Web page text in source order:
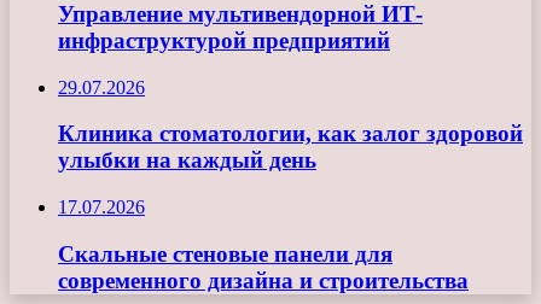
Управление мультивендорной ИТ-
инфраструктурой предприятий
29.07.2026
Клиника стоматологии, как залог здоровой
улыбки на каждый день
17.07.2026
Скальные стеновые панели для
современного дизайна и строительства